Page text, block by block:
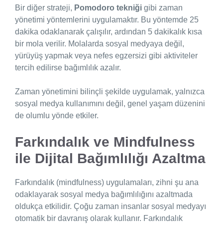
Bir diğer strateji, Pomodoro tekniği gibi zaman
yönetimi yöntemlerini uygulamaktır. Bu yöntemde 25
dakika odaklanarak çalışılır, ardından 5 dakikalık kısa
bir mola verilir. Molalarda sosyal medyaya değil,
yürüyüş yapmak veya nefes egzersizi gibi aktiviteler
tercih edilirse bağımlılık azalır.
Zaman yönetimini bilinçli şekilde uygulamak, yalnızca
sosyal medya kullanımını değil, genel yaşam düzenini
de olumlu yönde etkiler.
Farkındalık ve Mindfulness
ile Dijital Bağımlılığı Azaltma
Farkındalık (mindfulness) uygulamaları, zihni şu ana
odaklayarak sosyal medya bağımlılığını azaltmada
oldukça etkilidir. Çoğu zaman insanlar sosyal medyayı
otomatik bir davranış olarak kullanır. Farkındalık